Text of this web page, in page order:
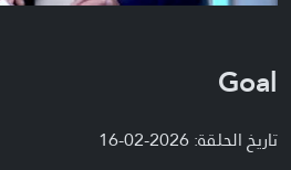
Goal
تاريخ الحلقة: 2026-02-16